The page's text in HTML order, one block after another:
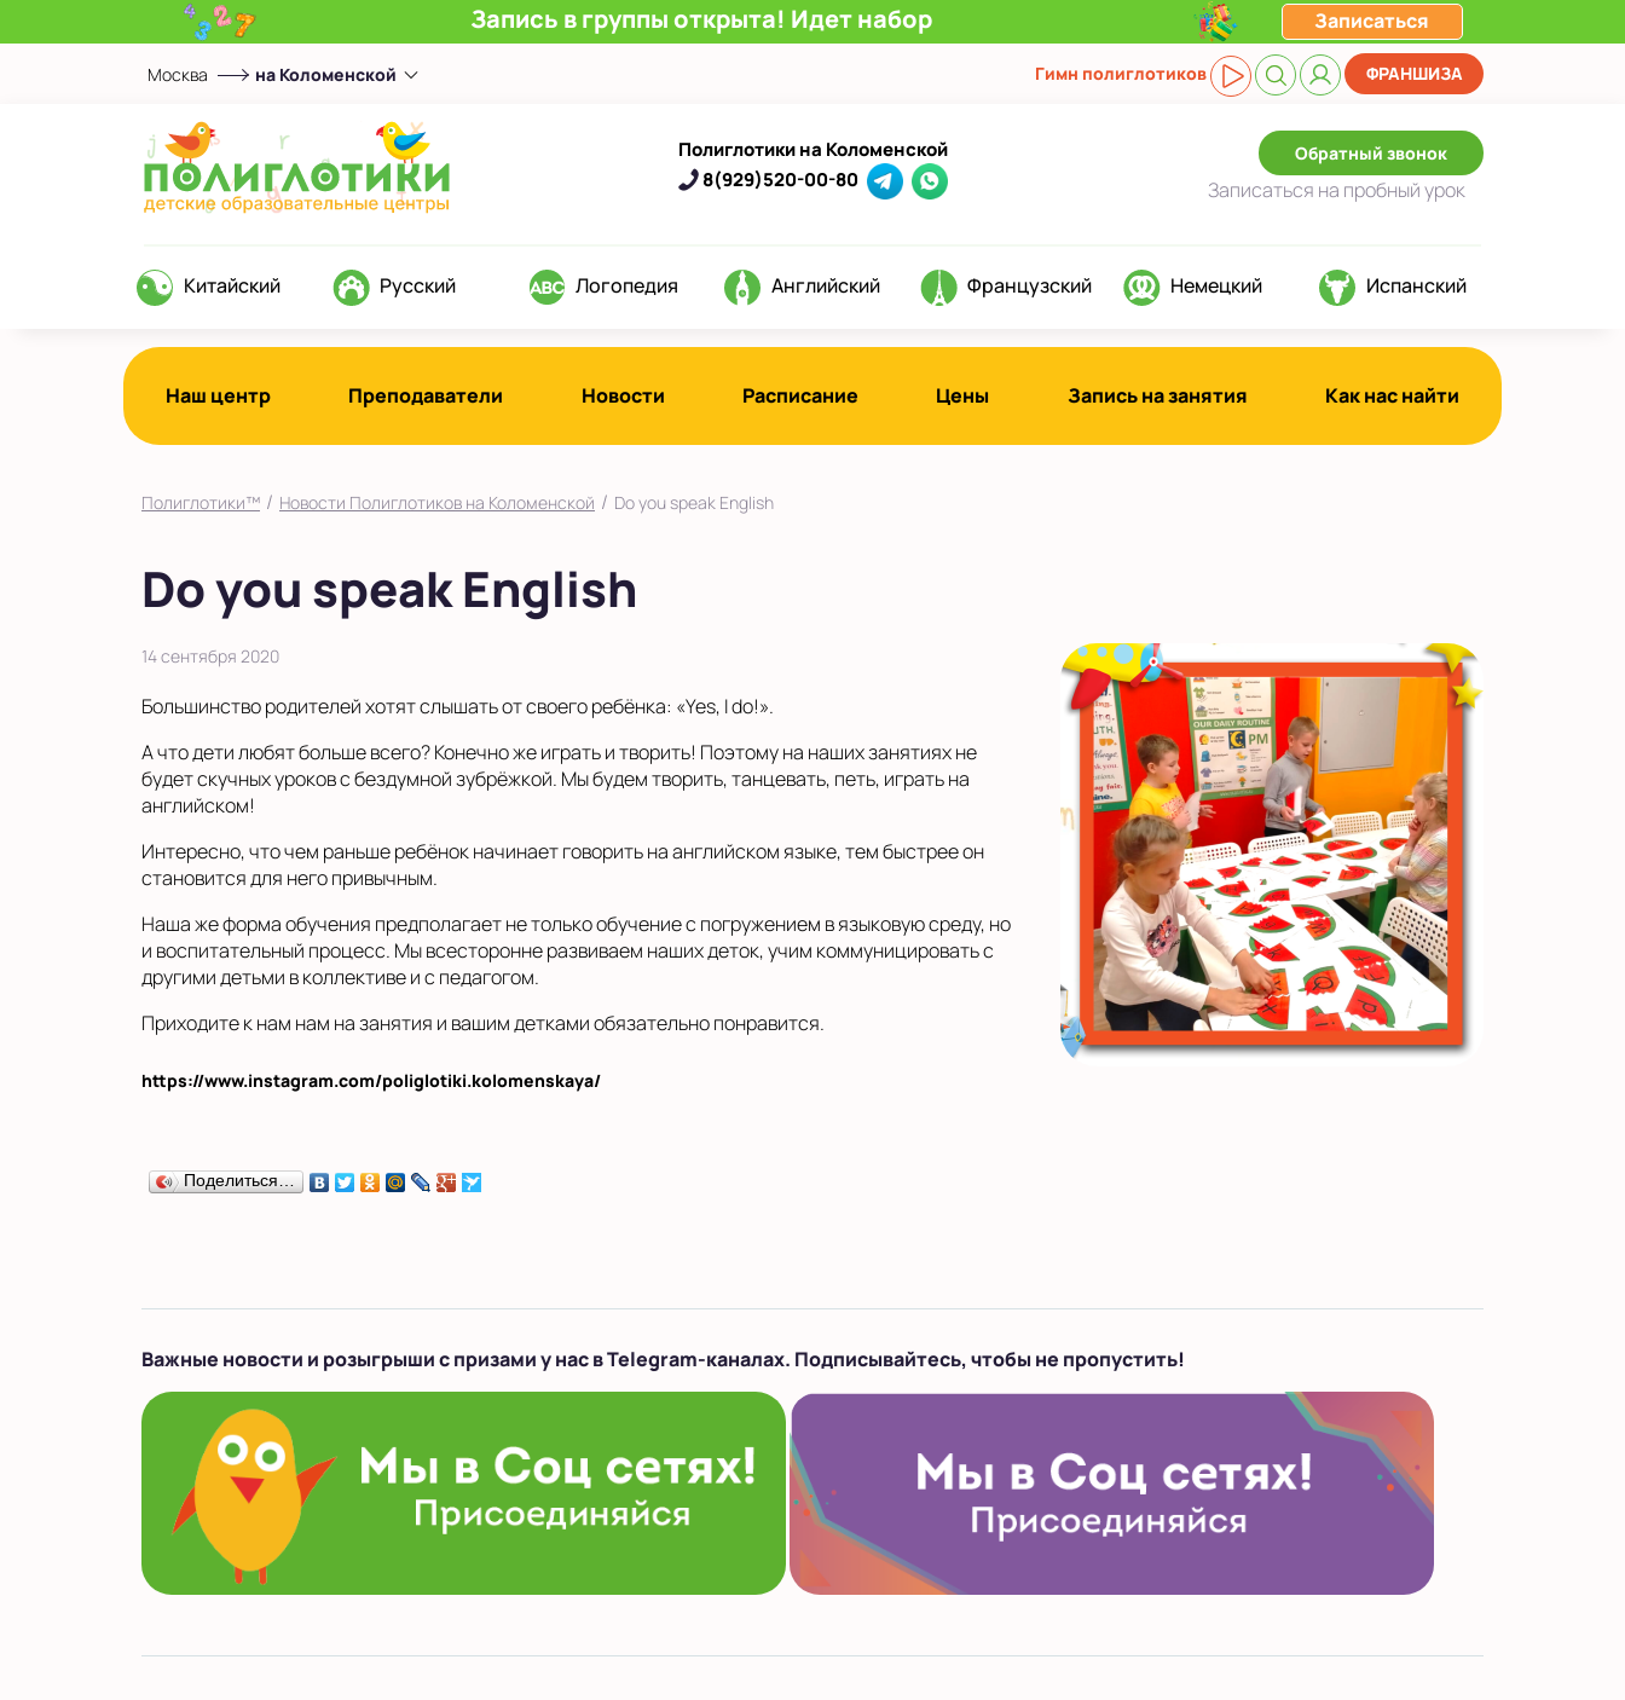
Запись в группы открыта! Идет набор Записаться
Москва на Коломенской
Выберите центр
Верхние Лихоборы
ЖК Прокшино
Ломоносовский
Якиманка
на Коломенской
Показать на карте
Гимн полиглотиков ФРАНШИЗА
Полиглотики на Коломенской
8(929)520-00-80
Обратный звонок
Записаться на пробный урок
Китайский Русский Логопедия Английский Французский Немецкий Испанский
Наш центр Преподаватели Новости Расписание Цены Запись на занятия Как нас найти
Полиглотики™ / Новости Полиглотиков на Коломенской / Do you speak English
Do you speak English
14 сентября 2020
Большинство родителей хотят слышать от своего ребёнка: «Yes, I do!».
А что дети любят больше всего? Конечно же играть и творить! Поэтому на наших занятиях не
будет скучных уроков с бездумной зубрёжкой. Мы будем творить, танцевать, петь, играть на
английском!
Интересно, что чем раньше ребёнок начинает говорить на английском языке, тем быстрее он
становится для него привычным.
Наша же форма обучения предполагает не только обучение с погружением в языковую среду, но
и воспитательный процесс. Мы всесторонне развиваем наших деток, учим коммуницировать с
другими детьми в коллективе и с педагогом.
Приходите к нам нам на занятия и вашим детками обязательно понравится.
https://www.instagram.com/poliglotiki.kolomenskaya/
Поделиться…
Важные новости и розыгрыши с призами у нас в Telegram-каналах. Подписывайтесь, чтобы не пропустить!